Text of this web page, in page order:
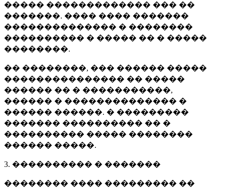
����� ������������� ��� ��
�������. ���� ���� �������
�������������� � ��������
���������� � ����� �� � �����
��������.
�� ��������, ��� ������ �����
��������������� �� �����
������ �� � �����������,
������ � �������������� �
������ ������. � ���������
������� ���������� �� �
���������� ����� ��������
������ �����.
3. ���������� � �������
�������� ���� ��������� ��